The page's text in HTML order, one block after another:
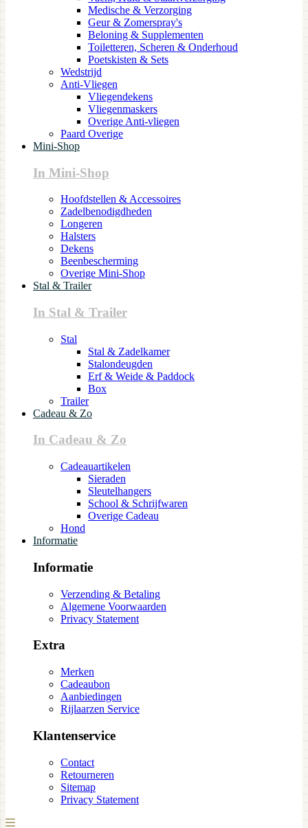
Medische & Verzorging
Geur & Zomerspray's
Beloning & Supplementen
Toiletteren, Scheren & Onderhoud
Poetskisten & Sets
Wedstrijd
Anti-Vliegen
Vliegendekens
Vliegenmaskers
Overige Anti-vliegen
Paard Overige
Mini-Shop
In Mini-Shop
Hoofdstellen & Accessoires
Zadelbenodigdheden
Longeren
Halsters
Dekens
Beenbescherming
Overige Mini-Shop
Stal & Trailer
In Stal & Trailer
Stal
Stal & Zadelkamer
Stalondeugden
Erf & Weide & Paddock
Box
Trailer
Cadeau & Zo
In Cadeau & Zo
Cadeauartikelen
Sieraden
Sleutelhangers
School & Schrijfwaren
Overige Cadeau
Hond
Informatie
Informatie
Verzending & Betaling
Algemene Voorwaarden
Privacy Statement
Extra
Merken
Cadeaubon
Aanbiedingen
Rijlaarzen Service
Klantenservice
Contact
Retourneren
Sitemap
Privacy Statement